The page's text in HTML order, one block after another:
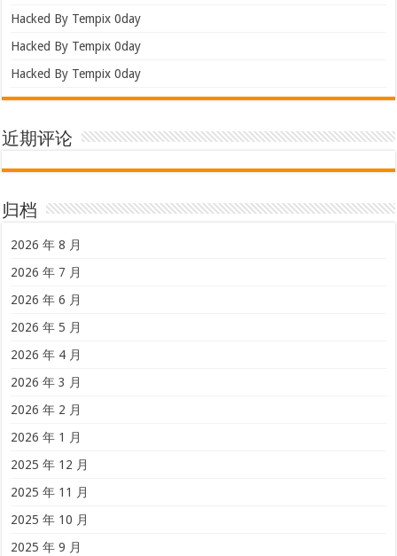
Hacked By Tempix 0day
Hacked By Tempix 0day
Hacked By Tempix 0day
近期评论
归档
2026 年 8 月
2026 年 7 月
2026 年 6 月
2026 年 5 月
2026 年 4 月
2026 年 3 月
2026 年 2 月
2026 年 1 月
2025 年 12 月
2025 年 11 月
2025 年 10 月
2025 年 9 月